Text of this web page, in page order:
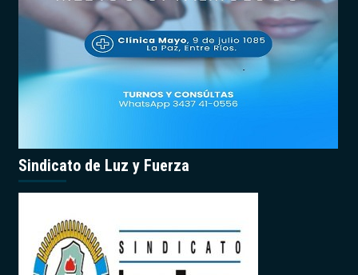
Sindicato de Luz y Fuerza